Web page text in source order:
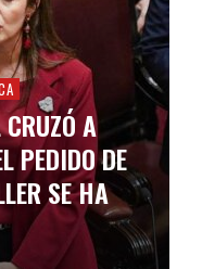
A
PEDIDO DE
SE HA